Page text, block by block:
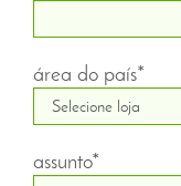
área do país*
assunto*